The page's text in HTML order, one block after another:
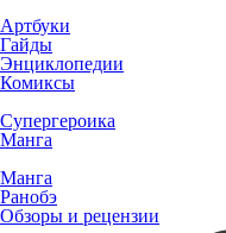
Артбуки
Гайды
Энциклопедии
Комиксы
Супергероика
Манга
Манга
Ранобэ
Обзоры и рецензии